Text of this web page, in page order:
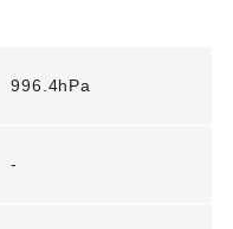
996.4hPa
-